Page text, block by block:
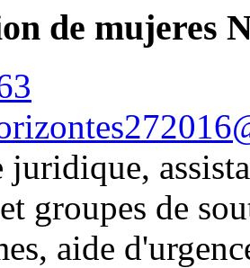
de mujeres
juridique,
groupes de
aide